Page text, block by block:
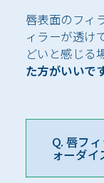
唇表面のフィ
ィラーが透け
どいと感じる
た方がいいです
Q. 唇フ
ォーダイ